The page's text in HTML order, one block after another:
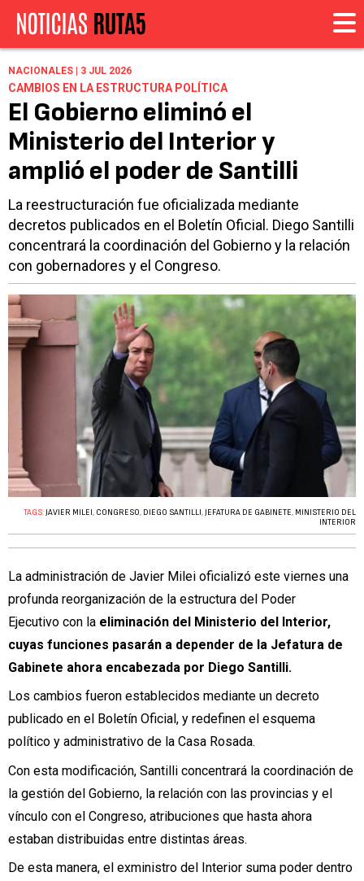
NACIONALES | 3 JUL 2026
CAMBIOS EN LA ESTRUCTURA POLÍTICA
El Gobierno eliminó el
Ministerio del Interior y
amplió el poder de Santilli
La reestructuración fue oficializada mediante
decretos publicados en el Boletín Oficial. Diego Santilli
concentrará la coordinación del Gobierno y la relación
con gobernadores y el Congreso.
TAGS:JAVIER MILEI , CONGRESO, DIEGO SANTILLI ,JEFATURA DE GABINETE, MINISTERIO DEL
INTERIOR
La administración de Javier Milei oficializó este viernes una
profunda reorganización de la estructura del Poder
Ejecutivo con la eliminación del Ministerio del Interior,
cuyas funciones pasarán a depender de la Jefatura de
Gabinete ahora encabezada por Diego Santilli.
Los cambios fueron establecidos mediante un decreto
publicado en el Boletín Oficial, y redefinen el esquema
político y administrativo de la Casa Rosada.
Con esta modificación, Santilli concentrará la coordinación de
la gestión del Gobierno, la relación con las provincias y el
vínculo con el Congreso, atribuciones que hasta ahora
estaban distribuidas entre distintas áreas.
De esta manera, el exministro del Interior suma poder dentro